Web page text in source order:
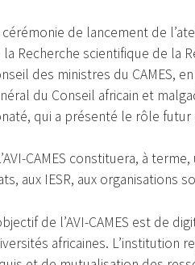
cérémonie de lancement de
la Recherche scientifique de la
des ministres du CAMES,
du Conseil africain et
qui a présenté le rôle
CAMES constituera, à
aux IESR, aux
de l’AVI-CAMES est de
africaines. L’institution